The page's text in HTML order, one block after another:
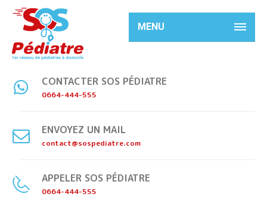
CONTACTER SOS PÉDIATRE
0664-444-555
ENVOYEZ UN MAIL
contact@sospediatre.com
APPELER SOS PÉDIATRE
0664-444-555
MENU